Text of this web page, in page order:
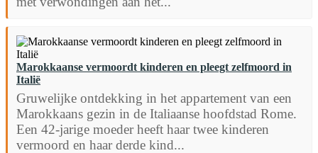
Marokkaanse vermoordt kinderen en pleegt zelfmoord in
Italië
Gruwelijke ontdekking in het appartement van een
Marokkaans gezin in de Italiaanse hoofdstad Rome.
Een 42-jarige moeder heeft haar twee kinderen
vermoord en haar derde kind...